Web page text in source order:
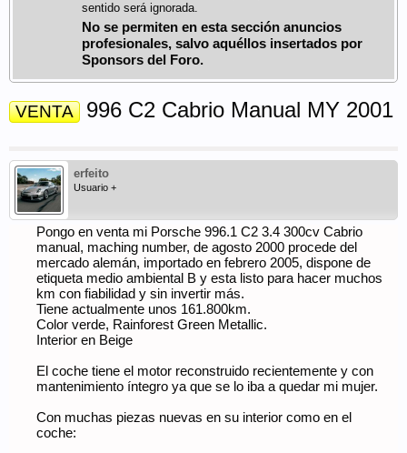
sentido será ignorada.
No se permiten en esta sección anuncios
profesionales, salvo aquéllos insertados por
Sponsors del Foro.
VENTA 996 C2 Cabrio Manual MY 2001
erfeito
Usuario +
Pongo en venta mi Porsche 996.1 C2 3.4 300cv Cabrio
manual, maching number, de agosto 2000 procede del
mercado alemán, importado en febrero 2005, dispone de
etiqueta medio ambiental B y esta listo para hacer muchos
km con fiabilidad y sin invertir más.
Tiene actualmente unos 161.800km.
Color verde, Rainforest Green Metallic.
Interior en Beige
El coche tiene el motor reconstruido recientemente y con
mantenimiento íntegro ya que se lo iba a quedar mi mujer.
Con muchas piezas nuevas en su interior como en el
coche: